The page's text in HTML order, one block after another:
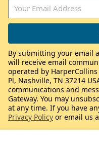
By submitting your email
will receive email
operated by
Pl, Nashville, TN 37214
communications and
Gateway. You may
at any time. If you have
Privacy Policy or email us